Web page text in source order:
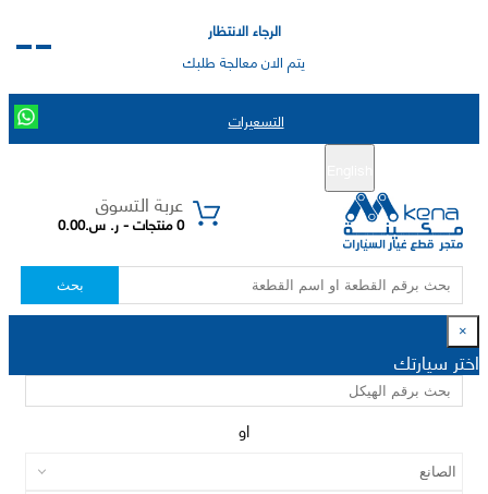
الرجاء الانتظار
يتم الان معالجة طلبك
التسعيرات
عربة التسوق
0 منتجات - ر. س.0.00
بحث
×
اختر سيارتك
او